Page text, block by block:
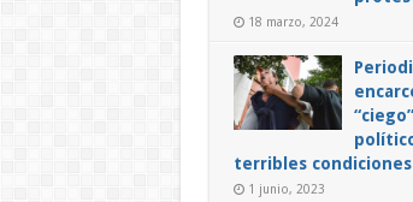
18 marzo, 2024
terribles
1 junio, 2023